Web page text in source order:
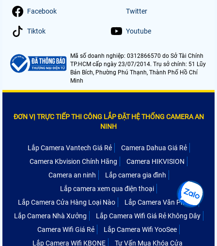
Facebook Twitter
Tiktok Youtube
Mã số doanh nghiệp: 0312866570 do Sở Tài Chính
TP.HCM cấp ngày 23/07/2014. Trụ sở chính: 51 Lũy
Bán Bích, Phường Phú Thạnh, Thành Phố Hồ Chí
Minh
ĐƠN VỊ TRỰC TIẾP THI CÔNG LẮP ĐẶT HỆ THỐNG CAMERA AN
NINH
Lắp Camera Vantech Giá Rẻ
Camera Dahua Giá Rẻ
Camera Kbvision Chính Hãng
Camera HIKVISION
Camera an ninh
Lắp camera gia đình
Lắp camera xem qua điện thoại
Lắp Camera Cửa Hàng Loại Nào
Lắp Camera Văn Phòng
Lắp Camera Nhà Xưởng
Lắp Camera Wifi Giá Rẻ Không Dây
Camera Wifi Giá Rẻ
Lắp Camera Wifi YooSee
Lắp Camera Wifi KBONE
Tư Vấn Mua Khóa Cửa